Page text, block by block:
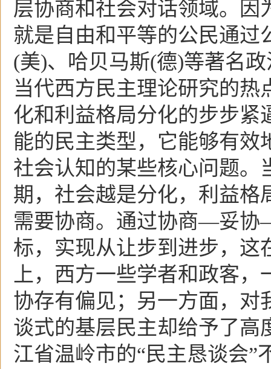
层协商和社会对话领域。因
就是自由和平等的公民通过
(美)、哈贝马斯(德)等著名
当代西方民主理论研究的
化和利益格局分化的步步紧
能的民主类型，它能够有效
社会认知的某些核心问题。
期，社会越是分化，利益格
需要协商。通过协商—妥协
标，实现从让步到进步，这
上，西方一些学者和政客
协存有偏见；另一方面，对
谈式的基层民主却给予了高
江省温岭市的“民主恳谈会”